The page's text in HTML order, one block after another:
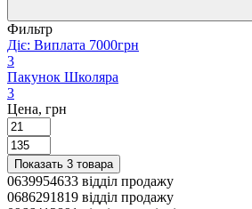
Фильтр
Діє: Виплата 7000грн
3
Пакунок Школяра
3
Цена, грн
Показать 3 товара
0639954633 відділ продажу
0686291819 відділ продажу